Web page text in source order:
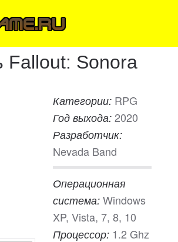
Fallout: Sonora
Категории: RPG
Год выхода: 2020
Разработчик:
Nevada Band
Операционная
система: Windows
XP, Vista, 7, 8, 10
Процессор: 1.2 Ghz